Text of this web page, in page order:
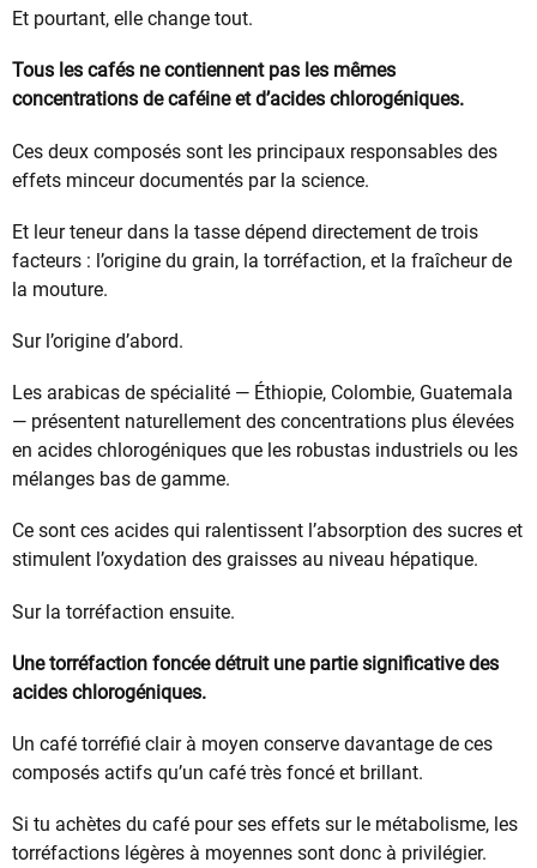
Et pourtant, elle change tout.
Tous les cafés ne contiennent pas les mêmes
concentrations de caféine et d’acides chlorogéniques.
Ces deux composés sont les principaux responsables des
effets minceur documentés par la science.
Et leur teneur dans la tasse dépend directement de trois
facteurs : l’origine du grain, la torréfaction, et la fraîcheur de
la mouture.
Sur l’origine d’abord.
Les arabicas de spécialité — Éthiopie, Colombie, Guatemala
— présentent naturellement des concentrations plus élevées
en acides chlorogéniques que les robustas industriels ou les
mélanges bas de gamme.
Ce sont ces acides qui ralentissent l’absorption des sucres et
stimulent l’oxydation des graisses au niveau hépatique.
Sur la torréfaction ensuite.
Une torréfaction foncée détruit une partie significative des
acides chlorogéniques.
Un café torréfié clair à moyen conserve davantage de ces
composés actifs qu’un café très foncé et brillant.
Si tu achètes du café pour ses effets sur le métabolisme, les
torréfactions légères à moyennes sont donc à privilégier.